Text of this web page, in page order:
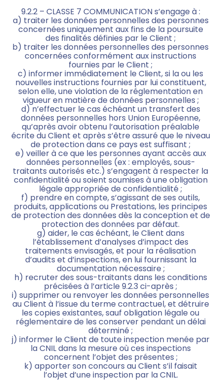
9.2.2 – CLASSE 7 COMMUNICATION s’engage à :
a) traiter les données personnelles des personnes
concernées uniquement aux fins de la poursuite
des finalités définies par le Client ;
b) traiter les données personnelles des personnes
concernées conformément aux instructions
fournies par le Client ;
c) informer immédiatement le Client, si la ou les
nouvelles instructions fournies par lui constituent,
selon elle, une violation de la réglementation en
vigueur en matière de données personnelles ;
d) n’effectuer le cas échéant un transfert des
données personnelles hors Union Européenne,
qu’après avoir obtenu l’autorisation préalable
écrite du Client et après s’être assuré que le niveau
de protection dans ce pays est suffisant ;
e) veiller à ce que les personnes ayant accès aux
données personnelles (ex : employés, sous-
traitants autorisés etc.) s’engagent à respecter la
confidentialité ou soient soumises à une obligation
légale appropriée de confidentialité ;
f) prendre en compte, s’agissant de ses outils,
produits, applications ou Prestations, les principes
de protection des données dès la conception et de
protection des données par défaut.
g) aider, le cas échéant, le Client dans
l’établissement d’analyses d’impact des
traitements envisagés, et pour la réalisation
d’audits et d’inspections, en lui fournissant la
documentation nécessaire ;
h) recruter des sous-traitants dans les conditions
précisées à l’article 9.2.3 ci-après ;
i) supprimer ou renvoyer les données personnelles
au Client à l’issue du terme contractuel, et détruire
les copies existantes, sauf obligation légale ou
réglementaire de les conserver pendant un délai
déterminé ;
j) informer le Client de toute inspection menée par
la CNIL dans la mesure où ces inspections
concernent l’objet des présentes ;
k) apporter son concours au Client s’il faisait
l’objet d’une inspection par la CNIL.